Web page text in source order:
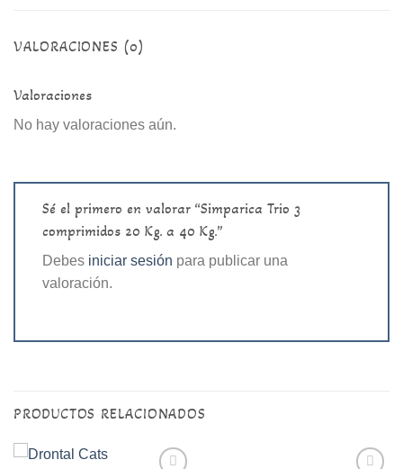
VALORACIONES (0)
Valoraciones
No hay valoraciones aún.
Sé el primero en valorar “Simparica Trio 3
comprimidos 20 Kg. a 40 Kg.”
Debes iniciar sesión para publicar una
valoración.
PRODUCTOS RELACIONADOS